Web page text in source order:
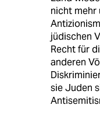
nicht mehr
jüdischen
Recht für
anderen
sie Juden